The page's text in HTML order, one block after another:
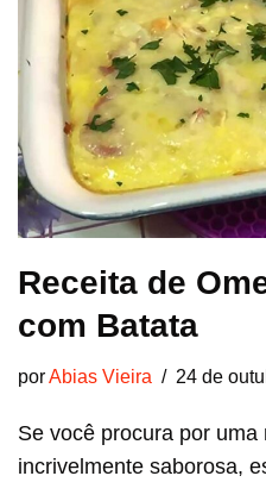
Receita de
com Batata
porAbias Vieira 24 de
Se você procura por
incrivelmente saborosa,